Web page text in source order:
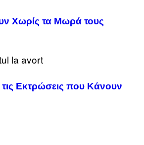
Χωρίς τα Μωρά τους
Εκτρώσεις που Κάνουν